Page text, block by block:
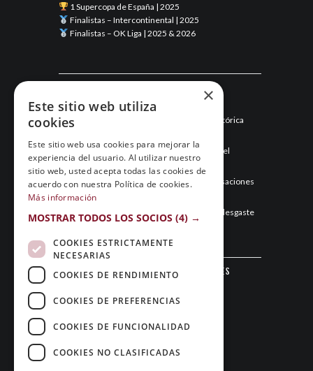
1 Supercopa de España | 2025
Finalistas – Intercontinental | 2025
Finalistas – OK Liga | 2025 & 2026
Esneca Fraga junio 2026: una temporada histórica
Mayo de 2026: el mes que hizo historia para el
Esneca Fraga
Abril de 2026: el Esneca Fraga recupera sensaciones
y asegura el segundo puesto
Marzo de 2026: el Esneca Fraga gestiona el desgaste
y sigue en la pelea por todo
Sigue al Club Patín Fraga en las redes
×
Este sitio web utiliza
cookies
Este sitio web usa cookies para mejorar la
experiencia del usuario. Al utilizar nuestro
sitio web, usted acepta todas las cookies de
acuerdo con nuestra Política de cookies.
Más información
MOSTRAR TODOS LOS SOCIOS (4) →
COOKIES ESTRICTAMENTE
NECESARIAS
COOKIES DE RENDIMIENTO
COOKIES DE PREFERENCIAS
COOKIES DE FUNCIONALIDAD
COOKIES NO CLASIFICADAS